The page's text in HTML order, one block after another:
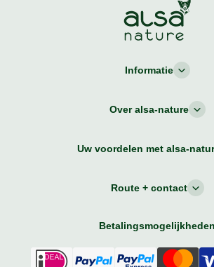
Informatie
Over alsa-nature
Uw voordelen met alsa-
Route + contact
Betalingsmogelijkheden